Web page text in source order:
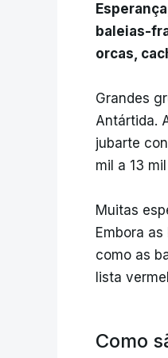
baleias-
orcas,
Grandes
Antártida.
jubarte
mil a 13
Muitas
Embora
como as
lista
Como